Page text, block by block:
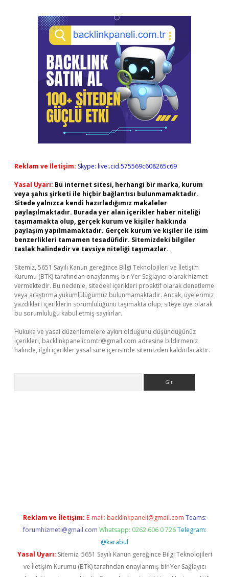
Reklam ve İletişim: Skype: live:.cid.575569c608265c69
Yasal Uyarı: Bu internet sitesi, herhangi bir marka, kurum
veya şahıs şirketi ile hiçbir bağlantısı bulunmamaktadır.
Sitede yalnızca kendi hazırladığımız makaleler
paylaşılmaktadır. Burada yer alan içerikler haber niteliği
taşımamakta olup, gerçek kurum ve kişiler hakkında
paylaşım yapılmamaktadır. Gerçek kurum ve kişiler ile isim
benzerlikleri tamamen tesadüfidir. Sitemizdeki bilgiler
taslak halindedir ve tavsiye niteliği taşımazlar.
Sitemiz, 5651 Sayılı Kanun gereğince Bilgi Teknolojileri ve İletişim
Kurumu (BTK) tarafından onaylanmış bir Yer Sağlayıcı olarak hizmet
vermektedir. Bu nedenle, sitedeki içerikleri proaktif olarak denetleme
veya araştırma yükümlülüğümüz bulunmamaktadır. Ancak, üyelerimiz
yazdıkları içeriklerin sorumluluğunu taşımakta olup, siteye üye olarak
bu sorumluluğu kabul etmiş sayılırlar.
Hukuka ve yasal düzenlemelere aykırı olduğunu düşündüğünüz
içerikleri, backlinkpanelicomtr@gmail.com adresine bildirmeniz
halinde, ilgili içerikler yasal süre içerisinde sitemizden kaldırılacaktır.
Reklam ve İletişim: E-mail: backlinkpaneli@gmail.com Teams:
forumhizmeti@gmail.com Whatsapp: 0262 606 0 726 Telegram:
@karabul
Yasal Uyarı: Sitemiz, 5651 Sayılı Kanun gereğince Bilgi Teknolojileri
ve İletişim Kurumu (BTK) tarafından onaylanmış bir Yer Sağlayıcı